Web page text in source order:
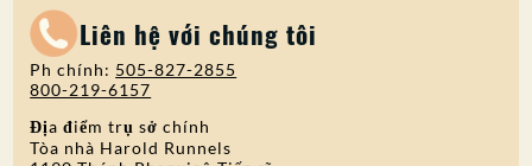
Liên hệ với chúng tôi
Ph chính: 505-827-2855
800-219-6157
Địa điểm trụ sở chính
Tòa nhà Harold Runnels